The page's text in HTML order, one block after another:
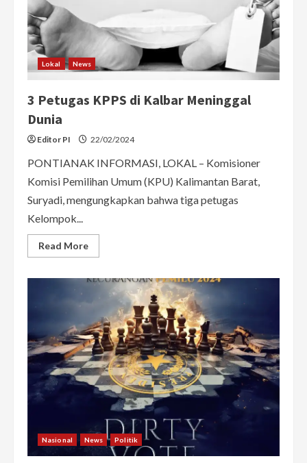
Lokal News
3 Petugas KPPS di Kalbar Meninggal
Dunia
Editor PI 22/02/2024
PONTIANAK INFORMASI, LOKAL – Komisioner
Komisi Pemilihan Umum (KPU) Kalimantan Barat,
Suryadi, mengungkapkan bahwa tiga petugas
Kelompok...
Read MoreRead
more
Petugas
di
Kalbar
Meninggal
Dunia
Nasional News Politik